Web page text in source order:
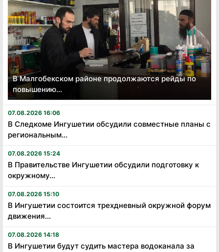
В Малгобекском районе продолжаются рейды по
повышению...
07.08.2026 16:06
В Следкоме Ингушетии обсудили совместные планы с
региональным...
07.08.2026 15:24
В Правительстве Ингушетии обсудили подготовку к
окружному...
07.08.2026 15:10
В Ингушетии состоится трехдневный окружной форум
движения...
07.08.2026 14:18
В Ингушетии будут судить мастера водоканала за